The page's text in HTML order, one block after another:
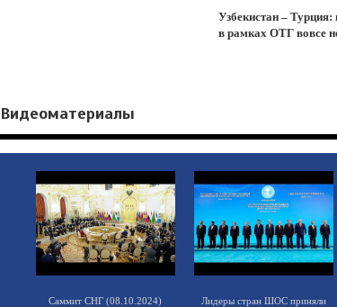
Узбекистан – Турция:
в рамках ОТГ вовсе
Видеоматериалы
Саммит СНГ (08.10.2024)
Лидеры стран ШОС приняли